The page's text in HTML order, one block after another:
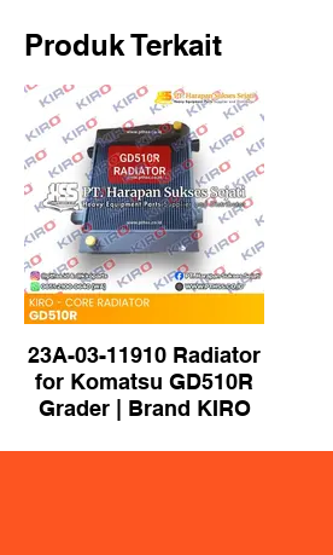
Produk Terkait
23A-03-11910 Radiator
for Komatsu GD510R
Grader | Brand KIRO